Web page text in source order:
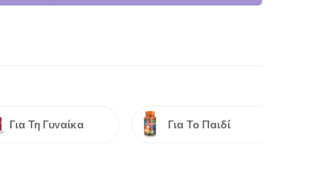
Για Τη Γυναίκα Για Το Παιδί